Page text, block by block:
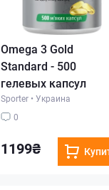
Omega 3 Gold
Standard - 500
гелевых капсул
Sporter • Украина
0
1199₴